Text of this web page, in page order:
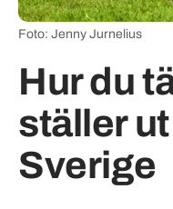
Hur du
ställer
Sverige
Foto: Jenny Jurnelius